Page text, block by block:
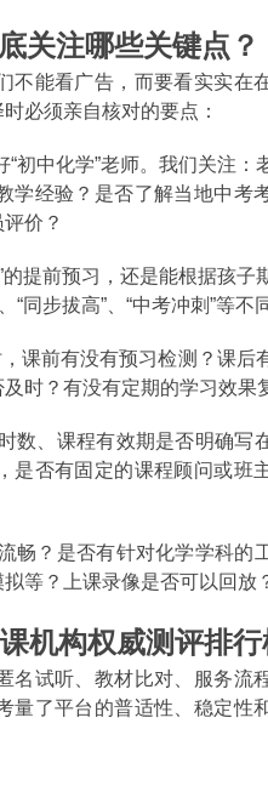
关注哪些关键点？
不能看广告，而要看实实在
必须亲自核对的要点：
“初中化学”老师。我们关注：
学经验？是否了解当地中考
价？
的提前预习，还是能根据孩子
同步拔高”、“中考冲刺”等不
课前有没有预习检测？课后
时？有没有定期的学习效果
数、课程有效期是否明确写
是否有固定的课程顾问或班
畅？是否有针对化学学科的
等？上课录像是否可以回放
机构权威测评排
名试听、教材比对、服务流
了平台的普适性、稳定性